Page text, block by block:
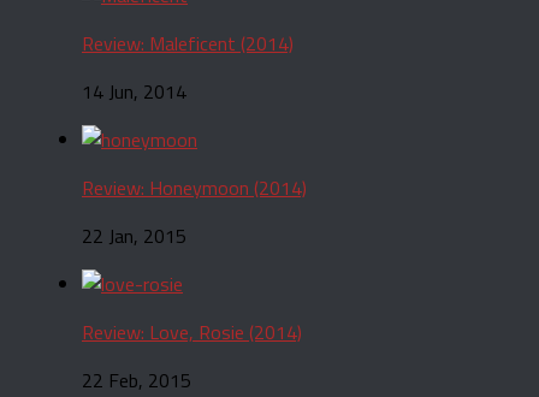
Review: Maleficent (2014)
14 Jun, 2014
Review: Honeymoon (2014)
22 Jan, 2015
Review: Love, Rosie (2014)
22 Feb, 2015